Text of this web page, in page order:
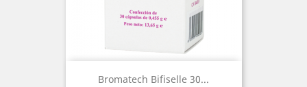
Bromatech Bifiselle 30...